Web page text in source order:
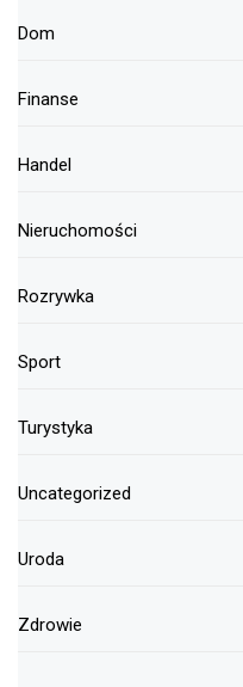
Dom
Finanse
Handel
Nieruchomości
Rozrywka
Sport
Turystyka
Uncategorized
Uroda
Zdrowie